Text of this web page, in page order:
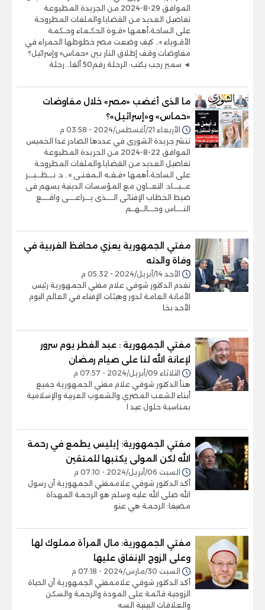
الموافق 29-8-2024 من الجريدة المطبوعة
تفاصيل العديد من القضايا،والملفات المطروحة
على الساحة،أهمها «قـوة الحكـماء وحـكمة
الأقـوياء ».. كيف وضعت مصر خطوطها الحمراء في
مفاوضات وقف إطلاق النار بين «حماس» وإسرائيل؟
◄ سمير رجب يكتب: الرحلة رقم50 ألفا.. رحلة
ما الذى أغضب «مصر» خلال مفاوضات
«حماس» و«إسرائيل»؟
الأربعاء 21/أغسطس/2024 - 03:58 م
تنشر جريدة الشورى في عددها الصادر غدا الخميس
الموافق 22-8-2024 من الجريدة المطبوعة
تفاصيل العديد من القضايا،والملفات المطروحة
على الساحة،أهمها «فـقـه الـمفـتـى ».. د. نـــظـــيـــر
عـــيـــاد: التعــاون مع المؤسسات الدينية يسهم فى
ضبط الخطاب الإفتائى الــــذى يـــراعــــى واقــــع
النــــاس وحـــالــهــم
مفتي الجمهورية يعزي محافظ الغربية في
وفاة والدته
الأحد 14/أبريل/2024 - 05:32 م
تقدم الدكتور شوقي علام مفتي الجمهورية رئيس
الأمانة العامة لدور وهيئات الإفتاء في العالم اليوم
الأحد بخا
مفتي الجمهورية : عيد الفطر يوم سرور
لإعانة الله لنا على صيام رمضان
الثلاثاء 09/أبريل/2024 - 07:57 م
هنأ الدكتور شوقي علام مفتي الجمهورية جميع
أبناء الشعب المصري والشعوب العربية والإسلامية
بمناسبة حلول عيد ا
مفتي الجمهورية: إبليس يطمع في رحمة
الله لكن المولى يكتبها للمتقين
السبت 06/أبريل/2024 - 07:10 م
أكد الدكتور شوقي علاممفتي الجمهورية أن رسول
الله صلى الله عليه وسلم هو الرحمة المهداة
مضيفا: الرحمة هي عنو
مفتي الجمهورية: مال المرأة مملوك لها
وعلى الزوج الإنفاق عليها
السبت 30/مارس/2024 - 07:18 م
أكد الدكتور شوقي علاممفتي الجمهورية أن الحياة
الزوجية قائمة على المودة والرحمة والسكن
والعلاقات البينية السه